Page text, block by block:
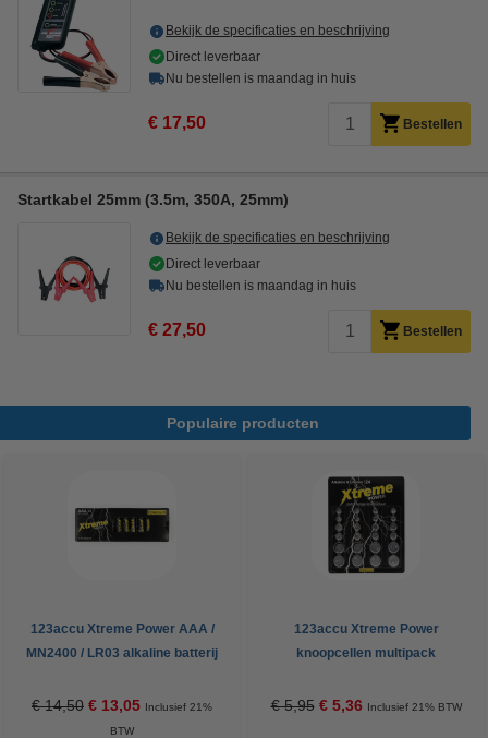
Bekijk de specificaties en beschrijving
Direct leverbaar
Nu bestellen is maandag in huis
€ 17,50 Bestellen
Startkabel 25mm (3.5m, 350A, 25mm)
Bekijk de specificaties en beschrijving
Direct leverbaar
Nu bestellen is maandag in huis
€ 27,50 Bestellen
Populaire producten
123accu Xtreme Power AAA /
MN2400 / LR03 alkaline batterij
€ 14,50 € 13,05 Inclusief 21%
BTW
123accu Xtreme Power
knoopcellen multipack
€ 5,95 € 5,36 Inclusief 21% BTW